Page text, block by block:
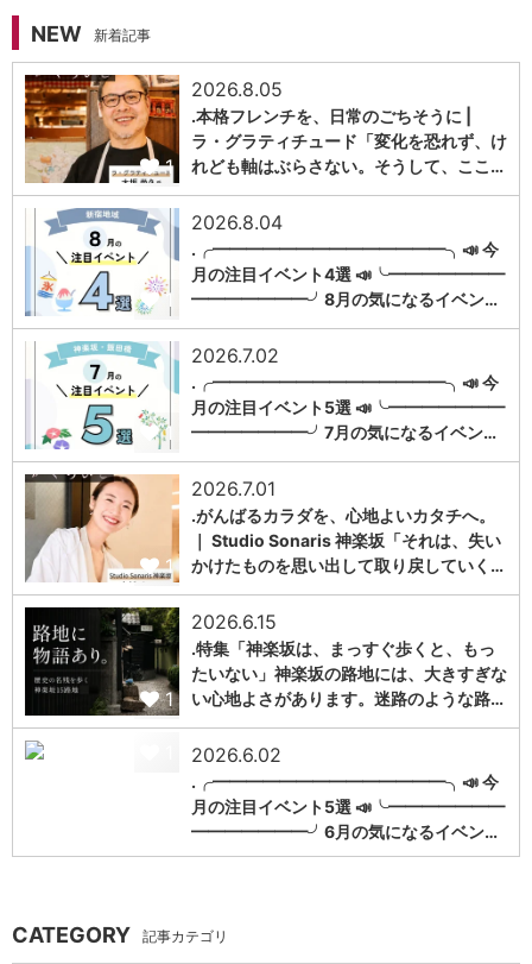
NEW 新着記事
1
2026.8.05
.本格フレンチを、日常のごちそうに |
ラ・グラティチュード「変化を恐れず、け
れども軸はぶらさない。そうして、ここ…
1
2026.8.04
.╭━━━━━━━━━━━━━━╮📣 今
月の注目イベント4選 📣╰━━━━━━━
━━━━━━━╯8月の気になるイベン…
1
2026.7.02
.╭━━━━━━━━━━━━━━╮📣 今
月の注目イベント5選 📣╰━━━━━━━
━━━━━━━╯7月の気になるイベン…
1
2026.7.01
.がんばるカラダを、心地よいカタチへ。
｜ Studio Sonaris 神楽坂「それは、失い
かけたものを思い出して取り戻していく…
1
2026.6.15
.特集「神楽坂は、まっすぐ歩くと、もっ
たいない」神楽坂の路地には、大きすぎな
い心地よさがあります。迷路のような路…
2026.6.02
.╭━━━━━━━━━━━━━━╮📣 今
月の注目イベント5選 📣╰━━━━━━━
━━━━━━━╯6月の気になるイベン…
CATEGORY 記事カテゴリ